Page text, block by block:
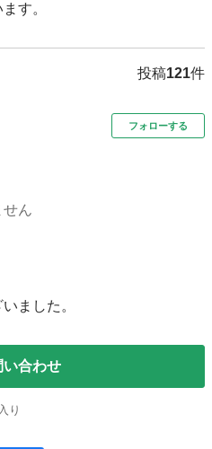
す。
投稿121件
フォローする
せん
ました。
い合わせ
り